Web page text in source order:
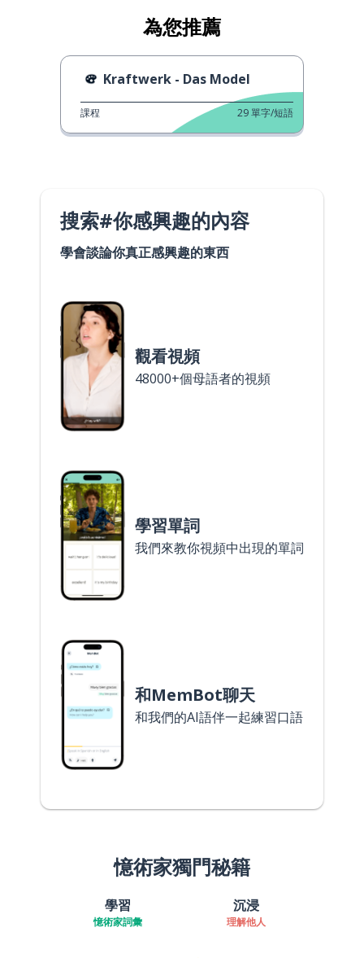
為您推薦
Kraftwerk - Das Model
課程 29單字/短語
搜索#你感興趣的內容
學會談論你真正感興趣的東西
觀看視頻
48000+個母語者的視頻
學習單詞
我們來教你視頻中出現的單詞
和MemBot聊天
和我們的AI語伴一起練習口語
憶術家獨門秘籍
學習
憶術家詞彙
沉浸
理解他人